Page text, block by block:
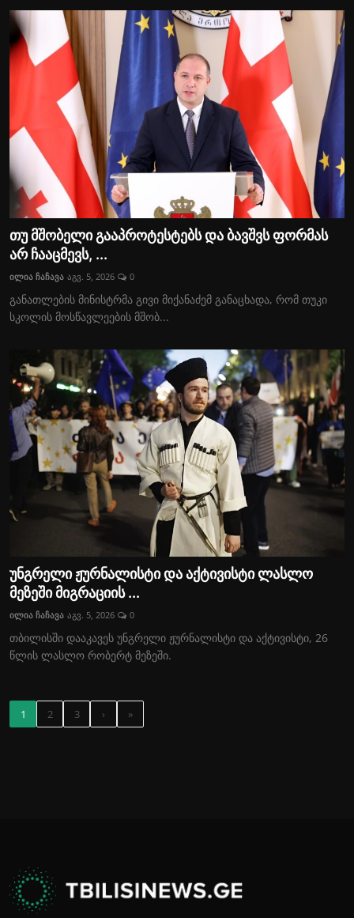
თუ მშობელი გააპროტესტებს და ბავშვს ფორმას
არ ჩააცმევს, ...
ილია ჩაჩავა აგვ. 5, 2026 0
განათლების მინისტრმა გივი მიქანაძემ განაცხადა, რომ თუკი
სკოლის მოსწავლეების მშობ...
უნგრელი ჟურნალისტი და აქტივისტი ლასლო
მეზეში მიგრაციის ...
ილია ჩაჩავა აგვ. 5, 2026 0
თბილისში დააკავეს უნგრელი ჟურნალისტი და აქტივისტი, 26
წლის ლასლო რობერტ მეზეში.
1 2 3 › »